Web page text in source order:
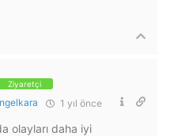
Ziyaretçi
1 yıl önce
olayları daha iyi